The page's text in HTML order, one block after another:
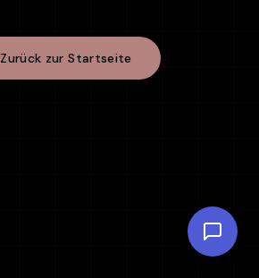
Zurück zur Startseite